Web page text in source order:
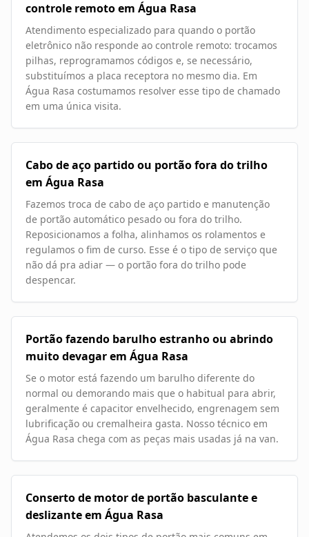
controle remoto em Água Rasa
Atendimento especializado para quando o portão
eletrônico não responde ao controle remoto: trocamos
pilhas, reprogramamos códigos e, se necessário,
substituímos a placa receptora no mesmo dia. Em
Água Rasa costumamos resolver esse tipo de chamado
em uma única visita.
Cabo de aço partido ou portão fora do trilho
em Água Rasa
Fazemos troca de cabo de aço partido e manutenção
de portão automático pesado ou fora do trilho.
Reposicionamos a folha, alinhamos os rolamentos e
regulamos o fim de curso. Esse é o tipo de serviço que
não dá pra adiar — o portão fora do trilho pode
despencar.
Portão fazendo barulho estranho ou abrindo
muito devagar em Água Rasa
Se o motor está fazendo um barulho diferente do
normal ou demorando mais que o habitual para abrir,
geralmente é capacitor envelhecido, engrenagem sem
lubrificação ou cremalheira gasta. Nosso técnico em
Água Rasa chega com as peças mais usadas já na van.
Conserto de motor de portão basculante e
deslizante em Água Rasa